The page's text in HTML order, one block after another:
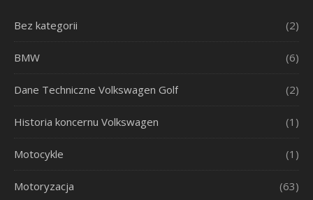
Bez kategorii (2)
BMW (6)
Dane Techniczne Volkswagen Golf (2)
Historia koncernu Volkswagen (1)
Motocykle (1)
Motoryzacja (63)